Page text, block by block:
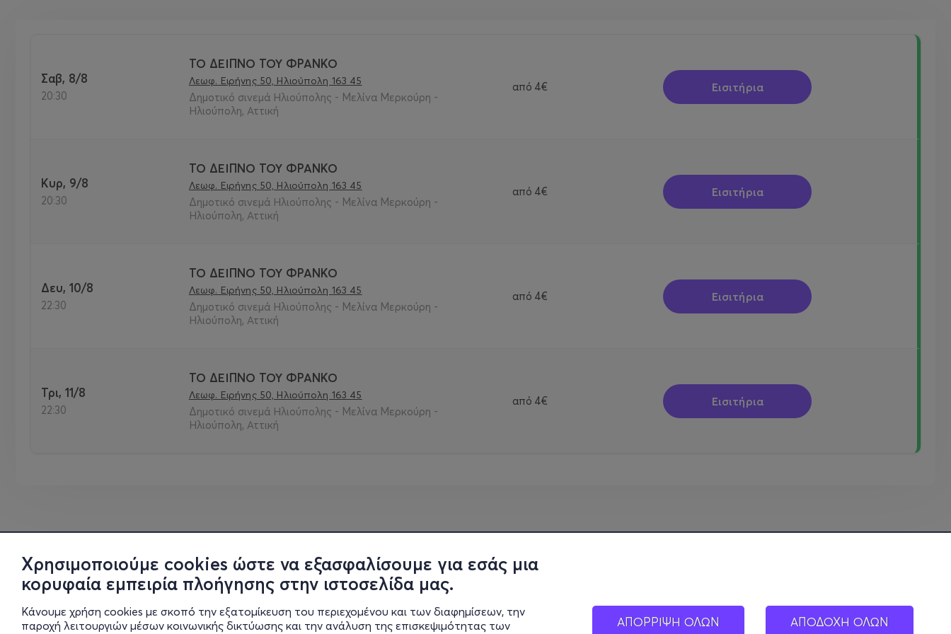
Χρησιμοποιούμε cookies ώστε να εξασφαλίσουμε για εσάς μια
κορυφαία εμπειρία πλοήγησης στην ιστοσελίδα μας.
Κάνουμε χρήση cookies με σκοπό την εξατομίκευση του περιεχομένου και των διαφημίσεων, την
παροχή λειτουργιών μέσων κοινωνικής δικτύωσης και την ανάλυση της επισκεψιμότητας των
ΑΠΟΡΡΙΨΗ ΟΛΩΝ ΑΠΟΔΟΧΗ ΟΛΩΝ
Σαβ, 8/8
20:30
ΤΟ ΔΕΙΠΝΟ ΤΟΥ ΦΡΑΝΚΟ
Λεωφ. Ειρήνης 50, Ηλιούπολη 163 45
Δημοτικό σινεμά Ηλιούπολης - Μελίνα Μερκούρη -
Ηλιούπολη, Αττική
από 4€ Εισιτήρια
Κυρ, 9/8
20:30
ΤΟ ΔΕΙΠΝΟ ΤΟΥ ΦΡΑΝΚΟ
Λεωφ. Ειρήνης 50, Ηλιούπολη 163 45
Δημοτικό σινεμά Ηλιούπολης - Μελίνα Μερκούρη -
Ηλιούπολη, Αττική
από 4€ Εισιτήρια
Δευ, 10/8
22:30
ΤΟ ΔΕΙΠΝΟ ΤΟΥ ΦΡΑΝΚΟ
Λεωφ. Ειρήνης 50, Ηλιούπολη 163 45
Δημοτικό σινεμά Ηλιούπολης - Μελίνα Μερκούρη -
Ηλιούπολη, Αττική
από 4€ Εισιτήρια
Τρι, 11/8
22:30
ΤΟ ΔΕΙΠΝΟ ΤΟΥ ΦΡΑΝΚΟ
Λεωφ. Ειρήνης 50, Ηλιούπολη 163 45
Δημοτικό σινεμά Ηλιούπολης - Μελίνα Μερκούρη -
Ηλιούπολη, Αττική
από 4€ Εισιτήρια